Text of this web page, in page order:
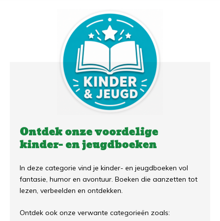
Ontdek onze voordelige
kinder- en jeugdboeken
In deze categorie vind je kinder- en jeugdboeken vol
fantasie, humor en avontuur. Boeken die aanzetten tot
lezen, verbeelden en ontdekken.
Ontdek ook onze verwante categorieën zoals: